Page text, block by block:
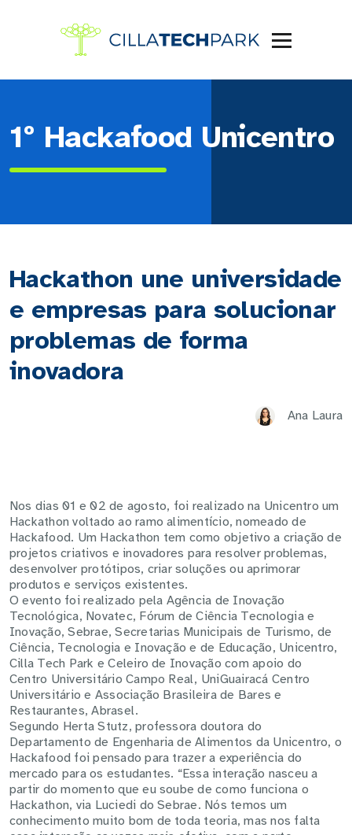
1º Hackafood Unicentro
Hackathon une universidade
e empresas para solucionar
problemas de forma
inovadora
Ana Laura
Nos dias 01 e 02 de agosto, foi realizado na Unicentro um
Hackathon voltado ao ramo alimentício, nomeado de
Hackafood. Um Hackathon tem como objetivo a criação de
projetos criativos e inovadores para resolver problemas,
desenvolver protótipos, criar soluções ou aprimorar
produtos e serviços existentes.
O evento foi realizado pela Agência de Inovação
Tecnológica, Novatec, Fórum de Ciência Tecnologia e
Inovação, Sebrae, Secretarias Municipais de Turismo, de
Ciência, Tecnologia e Inovação e de Educação, Unicentro,
Cilla Tech Park e Celeiro de Inovação com apoio do
Centro Universitário Campo Real, UniGuairacá Centro
Universitário e Associação Brasileira de Bares e
Restaurantes, Abrasel.
Segundo Herta Stutz, professora doutora do
Departamento de Engenharia de Alimentos da Unicentro, o
Hackafood foi pensado para trazer a experiência do
mercado para os estudantes. “Essa interação nasceu a
partir do momento que eu soube de como funciona o
Hackathon, via Luciedi do Sebrae. Nós temos um
conhecimento muito bom de toda teoria, mas nos falta